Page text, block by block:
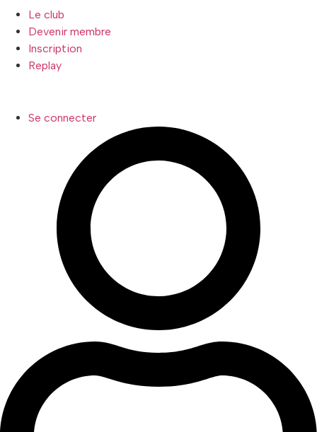
Le club
Devenir membre
Inscription
Replay
Se connecter